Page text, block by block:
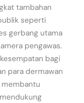
tambahan
seperti
gerbang utama
pengawas.
bagi
para dermawan